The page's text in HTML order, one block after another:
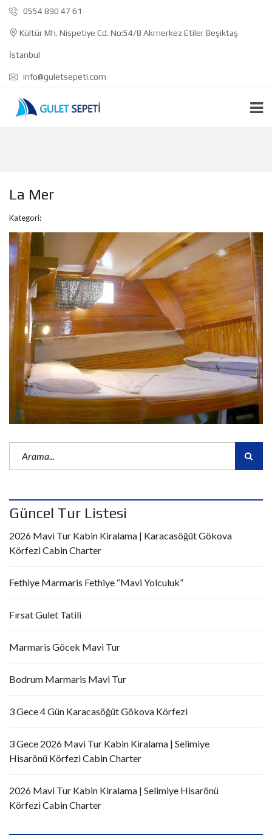
0554 890 47 61
Kültür Mh. Nispetiye Cd. No:54/8 Akmerkez Etiler Beşiktaş
İstanbul
info@guletsepeti.com
La Mer
Kategori:
Güncel Tur Listesi
2026 Mavi Tur Kabin Kiralama | Karacasöğüt Gökova
Körfezi Cabin Charter
Fethiye Marmaris Fethiye “Mavi Yolculuk”
Fırsat Gulet Tatili
Marmaris Göcek Mavi Tur
Bodrum Marmaris Mavi Tur
3 Gece 4 Gün Karacasöğüt Gökova Körfezi
3 Gece 2026 Mavi Tur Kabin Kiralama | Selimiye
Hisarönü Körfezi Cabin Charter
2026 Mavi Tur Kabin Kiralama | Selimiye Hisarönü
Körfezi Cabin Charter